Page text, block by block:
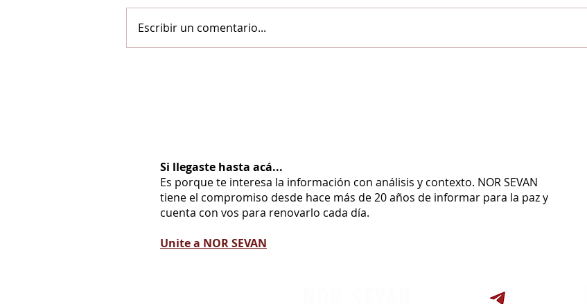
Escribir un comentario...
Si llegaste hasta acá...
Es porque te interesa la información con análisis y contexto. NOR SEVAN
tiene el compromiso desde hace más de 20 años de informar para la paz y
cuenta con vos para renovarlo cada día.
Unite a NOR SEVAN